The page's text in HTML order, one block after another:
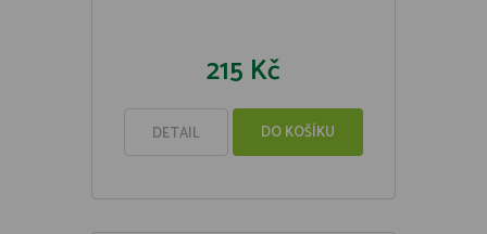
215 Kč
DETAIL DO KOŠÍKU